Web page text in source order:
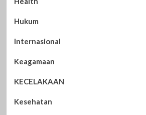
Hukum
Internasional
Keagamaan
KECELAKAAN
Kesehatan